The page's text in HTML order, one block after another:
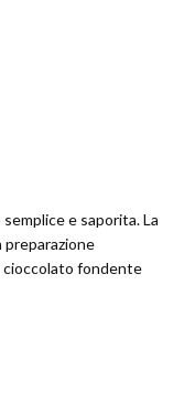
e saporita. La
cioccolato fondente